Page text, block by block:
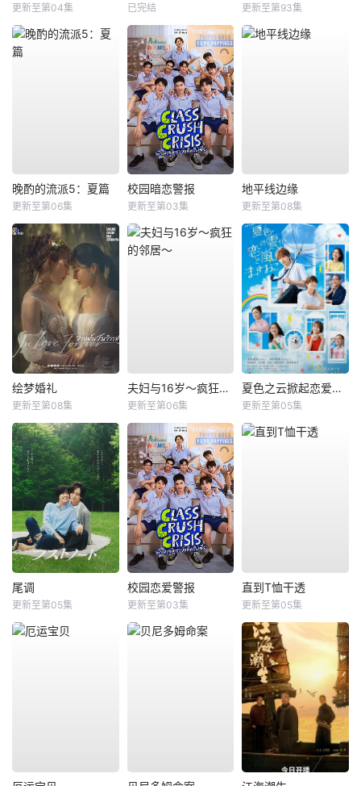
更新至第04集 已完结 更新至第93集
晚酌的流派5：夏篇
更新至第06集
校园暗恋警报
更新至第03集
地平线边缘
更新至第08集
绘梦婚礼
更新至第08集
夫妇与16岁～疯狂的邻居～
更新至第06集
夏色之云掀起恋爱与风暴
更新至第05集
尾调
更新至第05集
校园恋爱警报
更新至第03集
直到T恤干透
更新至第05集